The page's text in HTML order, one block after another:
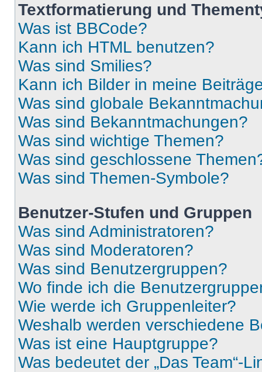
Textformatierung und
Was ist BBCode?
Kann ich HTML benutzen?
Was sind Smilies?
Kann ich Bilder in meine
Was sind globale
Was sind Bekanntmachungen?
Was sind wichtige Themen?
Was sind geschlossene
Was sind Themen-Symbole?
Benutzer-Stufen und Gruppen
Was sind Administratoren?
Was sind Moderatoren?
Was sind Benutzergruppen?
Wo finde ich die
Wie werde ich Gruppenleiter?
Weshalb werden verschiedene
Was ist eine Hauptgruppe?
Was bedeutet der „Das Team“-